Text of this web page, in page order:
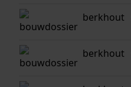
berkhout
berkhout